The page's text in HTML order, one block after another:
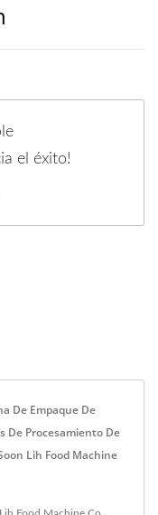
el éxito!
De Empaque De
De Procesamiento De
Lih Food Machine